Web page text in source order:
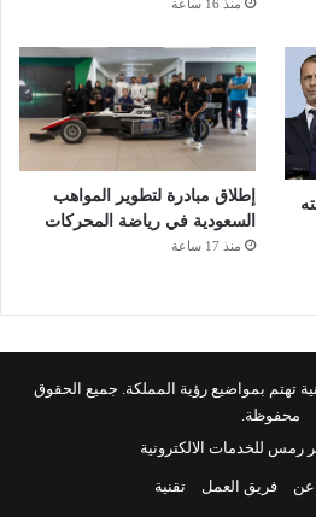
منذ 16 ساعة
إطلاق مبادرة لتطوير المواهب
السعودية في رياضة المحركات
منذ 17 ساعة
تهتم بمواضيع رؤية المملكة. جميع الحقوق
محفوظة.
رمس للخدمات الالكترونية
عن فريق العمل تقنية